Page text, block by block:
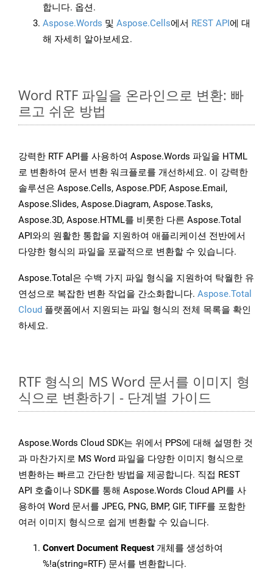
합니다. 옵션.
Aspose.Words 및 Aspose.Cells에서 REST API에 대
해 자세히 알아보세요.
Word RTF 파일을 온라인으로 변환: 빠
르고 쉬운 방법
강력한 RTF API를 사용하여 Aspose.Words 파일을 HTML
로 변환하여 문서 변환 워크플로를 개선하세요. 이 강력한
솔루션은 Aspose.Cells, Aspose.PDF, Aspose.Email,
Aspose.Slides, Aspose.Diagram, Aspose.Tasks,
Aspose.3D, Aspose.HTML를 비롯한 다른 Aspose.Total
API와의 원활한 통합을 지원하여 애플리케이션 전반에서
다양한 형식의 파일을 포괄적으로 변환할 수 있습니다.
Aspose.Total은 수백 가지 파일 형식을 지원하여 탁월한 유
연성으로 복잡한 변환 작업을 간소화합니다. Aspose.Total
Cloud 플랫폼에서 지원되는 파일 형식의 전체 목록을 확인
하세요.
RTF 형식의 MS Word 문서를 이미지 형
식으로 변환하기 - 단계별 가이드
Aspose.Words Cloud SDK는 위에서 PPS에 대해 설명한 것
과 마찬가지로 MS Word 파일을 다양한 이미지 형식으로
변환하는 빠르고 간단한 방법을 제공합니다. 직접 REST
API 호출이나 SDK를 통해 Aspose.Words Cloud API를 사
용하여 Word 문서를 JPEG, PNG, BMP, GIF, TIFF를 포함한
여러 이미지 형식으로 쉽게 변환할 수 있습니다.
Convert Document Request 개체를 생성하여
%!a(string=RTF) 문서를 변환합니다.